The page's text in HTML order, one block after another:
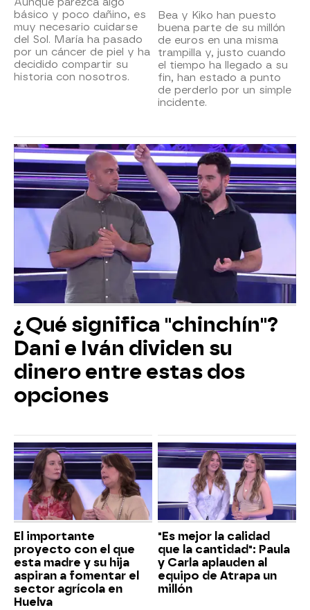
básico y poco dañino, es
muy necesario cuidarse
del Sol. María ha pasado
por un cáncer de piel y ha
decidido compartir su
historia con nosotros.
Bea y Kiko han puesto
buena parte de su millón
de euros en una misma
trampilla y, justo cuando
el tiempo ha llegado a su
fin, han estado a punto
de perderlo por un simple
incidente.
¿Qué significa "chinchín"?
Dani e Iván dividen su
dinero entre estas dos
opciones
El importante
proyecto con el que
esta madre y su hija
aspiran a fomentar el
sector agrícola en
Huelva
"Es mejor la calidad
que la cantidad": Paula
y Carla aplauden al
equipo de Atrapa un
millón